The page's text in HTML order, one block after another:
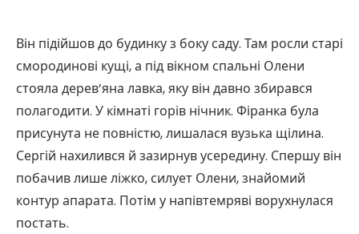
Він підійшов до будинку з боку саду. Там росли старі
смородинові кущі, а під вікном спальні Олени
стояла дерев’яна лавка, яку він давно збирався
полагодити. У кімнаті горів нічник. Фіранка була
присунута не повністю, лишалася вузька щілина.
Сергій нахилився й зазирнув усередину. Спершу він
побачив лише ліжко, силует Олени, знайомий
контур апарата. Потім у напівтемряві ворухнулася
постать.